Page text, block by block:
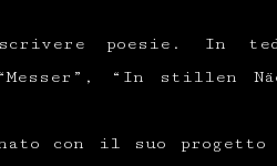
poesie. In
“In stillen
con il suo